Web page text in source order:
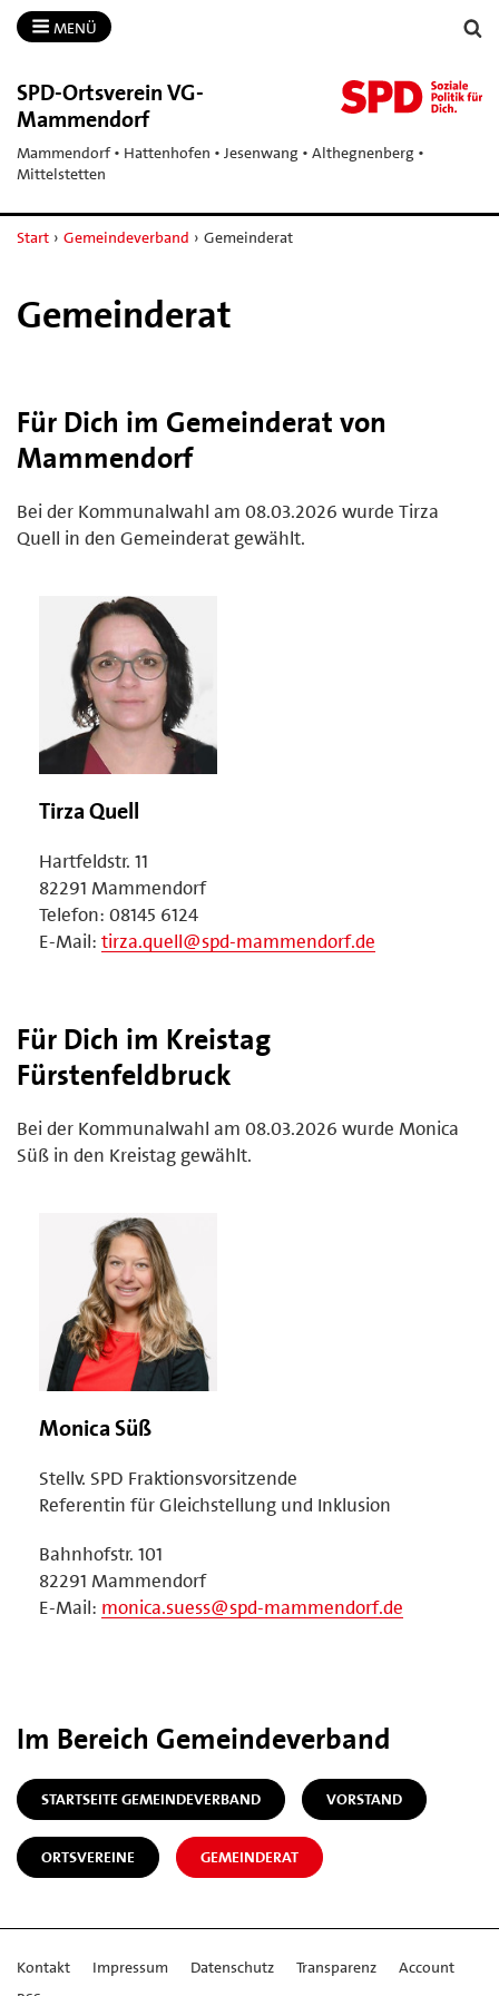
MENÜ
SPD-​Ortsverein VG-​
Mammendorf
Mammendorf • Hattenhofen • Jesenwang • Althegnenberg •
Mittelstetten
Start › Gemeindeverband › Gemeinderat
Gemeinderat
Für Dich im Gemeinderat von
Mammendorf
Bei der Kommunalwahl am 08.03.2026 wurde Tirza
Quell in den Gemeinderat gewählt.
Tirza Quell
Hartfeldstr. 11
82291 Mammendorf
Telefon: 08145 6124
E-Mail: tirza.quell@spd-mammendorf.de
Für Dich im Kreistag
Fürstenfeldbruck
Bei der Kommunalwahl am 08.03.2026 wurde Monica
Süß in den Kreistag gewählt.
Monica Süß
Stellv. SPD Fraktionsvorsitzende
Referentin für Gleichstellung und Inklusion
Bahnhofstr. 101
82291 Mammendorf
E-Mail: monica.suess@spd-mammendorf.de
Im Bereich Gemeindeverband
STARTSEITE GEMEINDEVERBAND VORSTAND
ORTSVEREINE GEMEINDERAT
Kontakt Impressum Datenschutz Transparenz
Account